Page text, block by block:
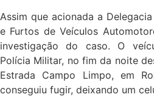
Assim que acionada a
e Furtos de Veículos
investigação do caso. O
Polícia Militar, no fim da noite
Estrada Campo Limpo, em
conseguiu fugir, deixando um